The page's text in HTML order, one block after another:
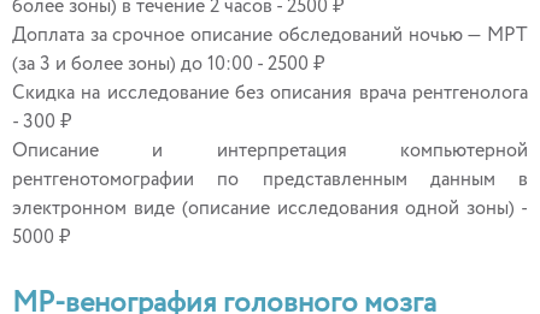
более зоны) в течение 2 часов - 2500 ₽
Доплата за срочное описание обследований ночью — МРТ
(за 3 и более зоны) до 10:00 - 2500 ₽
Скидка на исследование без описания врача рентгенолога
- 300 ₽
Описание и интерпретация компьютерной
рентгенотомографии по представленным данным в
электронном виде (описание исследования одной зоны) -
5000 ₽
МР-венография головного мозга